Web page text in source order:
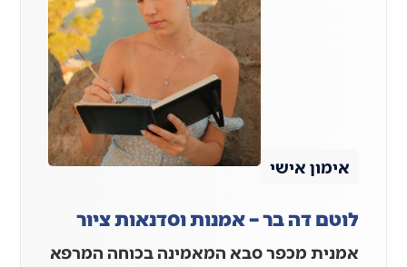
אימון אישי
לוטם דה בר – אמנות וסדנאות ציור
אמנית מכפר סבא המאמינה בכוחה המרפא